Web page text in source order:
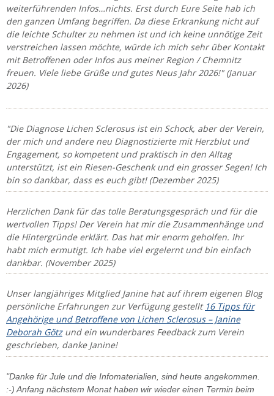
weiterführenden Infos…nichts. Erst durch Eure Seite hab ich
den ganzen Umfang begriffen. Da diese Erkrankung nicht auf
die leichte Schulter zu nehmen ist und ich keine unnötige Zeit
verstreichen lassen möchte, würde ich mich sehr über Kontakt
mit Betroffenen oder Infos aus meiner Region / Chemnitz
freuen. Viele liebe Grüße und gutes Neus Jahr 2026!" (Januar
2026)
"Die Diagnose Lichen Sclerosus ist ein Schock, aber der Verein,
der mich und andere neu Diagnostizierte mit Herzblut und
Engagement, so kompetent und praktisch in den Alltag
unterstützt, ist ein Riesen-Geschenk und ein grosser Segen! Ich
bin so dankbar, dass es euch gibt! (Dezember 2025)
Herzlichen Dank für das tolle Beratungsgespräch und für die
wertvollen Tipps! Der Verein hat mir die Zusammenhänge und
die Hintergründe erklärt. Das hat mir enorm geholfen. Ihr
habt mich ermutigt. Ich habe viel ergelernt und bin einfach
dankbar. (November 2025)
Unser langjähriges Mitglied Janine hat auf ihrem eigenen Blog
persönliche Erfahrungen zur Verfügung gestellt 16 Tipps für
Angehörige und Betroffene von Lichen Sclerosus – Janine
Deborah Götzund ein wunderbares Feedback zum Verein
geschrieben, danke Janine!
"Danke für Jule und die Infomaterialien, sind heute angekommen.
:-) Anfang nächstem Monat haben wir wieder einen Termin beim